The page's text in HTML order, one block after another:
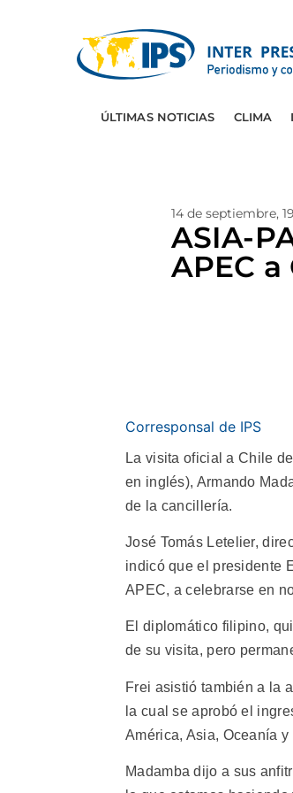
ÚLTIMAS NOTICIAS CLIMA
14 de septiembre,
ASIA-
APEC a
Corresponsal de IPS
La visita oficial a Chile
en inglés), Armando
de la cancillería.
José Tomás Letelier,
indicó que el presidente
APEC, a celebrarse en
El diplomático filipino,
de su visita, pero
Frei asistió también a la
la cual se aprobó el
América, Asia, Oceanía
Madamba dijo a sus